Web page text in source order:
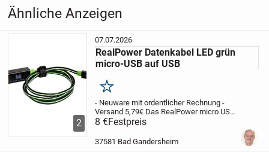
innerhalb von spätestens 1-2 Werktagen nach
Zahlungseingang.
Versandkosten richtet sich nach den „aktuellen“ Post bzw.
Paketdienst Preisen
Bei Verlust oder Transportschäden durch Paketdienst / Post
wird keine Haftung übernommen.
Versandrisiko trägt der Käufer, sobald die Ware an den
Zusteller übergeben wurde § 447 BGB
Ähnliche Anzeigen
2
07.07.2026
RealPower Datenkabel LED grün
micro-USB auf USB
Merken
- Neuware mit ordentlicher Rechnung -
Versand 5,79€ Das RealPower micro USB
LED floating cable sieht, dank der ins
Kabel integrierten LEDs, nicht nur cool
aus, es gibt durch die Geschwindigkeit
8 €Festpreis
37581 Bad Gandersheim